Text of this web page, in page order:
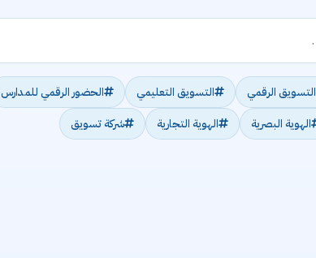
التسويق الرقمي التسويق التعليمي الحضور الرقمي للمدارس
الهوية البصرية الهوية التجارية شركة تسويق